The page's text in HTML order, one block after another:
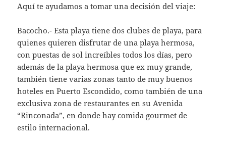
Aquí te ayudamos a tomar una decisión del viaje:
Bacocho.- Esta playa tiene dos clubes de playa, para
quienes quieren disfrutar de una playa hermosa,
con puestas de sol increíbles todos los días, pero
además de la playa hermosa que ex muy grande,
también tiene varias zonas tanto de muy buenos
hoteles en Puerto Escondido, como también de una
exclusiva zona de restaurantes en su Avenida
“Rinconada”, en donde hay comida gourmet de
estilo internacional.